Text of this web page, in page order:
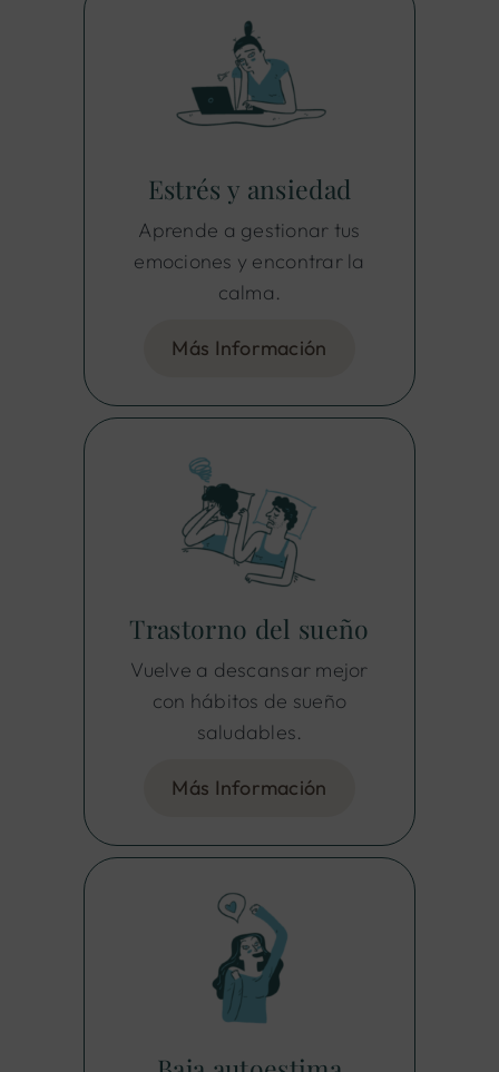
Estrés y ansiedad
Aprende a gestionar tus
emociones y encontrar la
calma.
Más Información
Trastorno del sueño
Vuelve a descansar mejor
con hábitos de sueño
saludables.
Más Información